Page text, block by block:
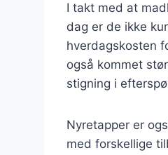
I takt med at
dag er de ikke
hverdagskosten
også kommet
stigning i
Nyretapper er
med forskellige